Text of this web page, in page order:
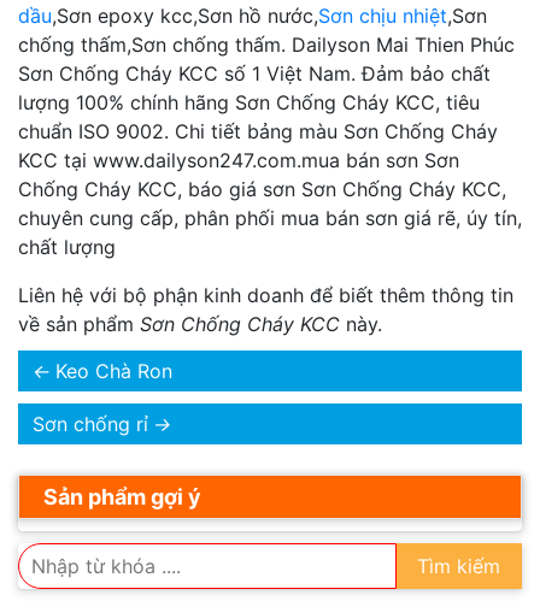
dầu,Sơn epoxy kcc,Sơn hồ nước,Sơn chịu nhiệt,Sơn
chống thấm,Sơn chống thấm. Dailyson Mai Thien Phúc
Sơn Chống Cháy KCC số 1 Việt Nam. Đảm bảo chất
lượng 100% chính hãng Sơn Chống Cháy KCC, tiêu
chuẩn ISO 9002. Chi tiết bảng màu Sơn Chống Cháy
KCC tại www.dailyson247.com.mua bán sơn Sơn
Chống Cháy KCC, báo giá sơn Sơn Chống Cháy KCC,
chuyên cung cấp, phân phối mua bán sơn giá rẽ, úy tín,
chất lượng
Liên hệ với bộ phận kinh doanh để biết thêm thông tin
về sản phẩm Sơn Chống Cháy KCC này.
← Keo Chà Ron
Sơn chống rỉ →
Sản phẩm gợi ý
Tìm kiếm